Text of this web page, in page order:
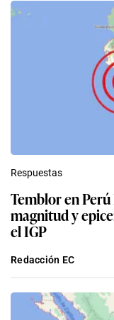
Respuestas
Temblor en
magnitud y
el IGP
Redacción EC